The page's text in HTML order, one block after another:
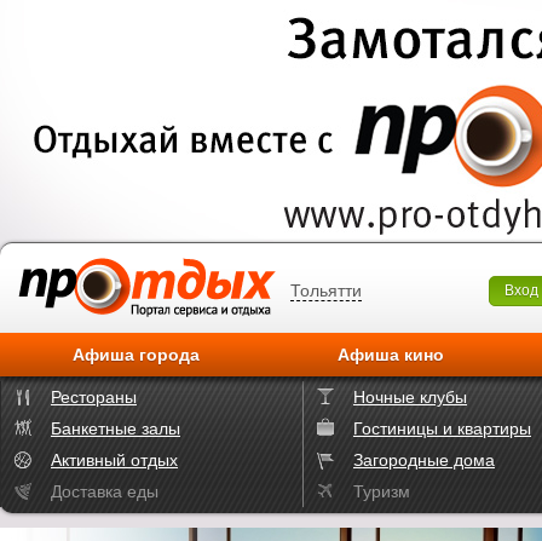
Тольятти Вход
Афиша города Афиша кино
Рестораны
Ночные клубы
Банкетные залы
Гостиницы и квартиры
Активный отдых
Загородные дома
Доставка еды
Туризм